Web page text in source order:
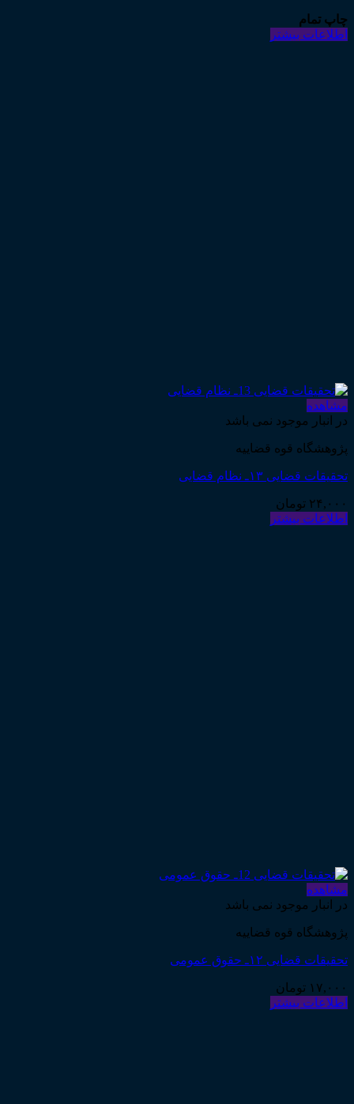
چاپ تمام
اطلاعات بیشتر
مشاهده
در انبار موجود نمی باشد
پژوهشگاه قوه قضاییه
تحقیقات قضایی ۱۳ـ نظام قضایی
۲۴,۰۰۰ تومان
اطلاعات بیشتر
مشاهده
در انبار موجود نمی باشد
پژوهشگاه قوه قضاییه
تحقیقات قضایی ۱۲ـ حقوق عمومی
۱۷,۰۰۰ تومان
اطلاعات بیشتر